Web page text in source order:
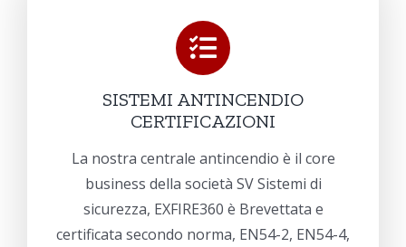
SISTEMI ANTINCENDIO
CERTIFICAZIONI
La nostra centrale antincendio è il core
business della società SV Sistemi di
sicurezza, EXFIRE360 è Brevettata e
certificata secondo norma, EN54-2, EN54-4,